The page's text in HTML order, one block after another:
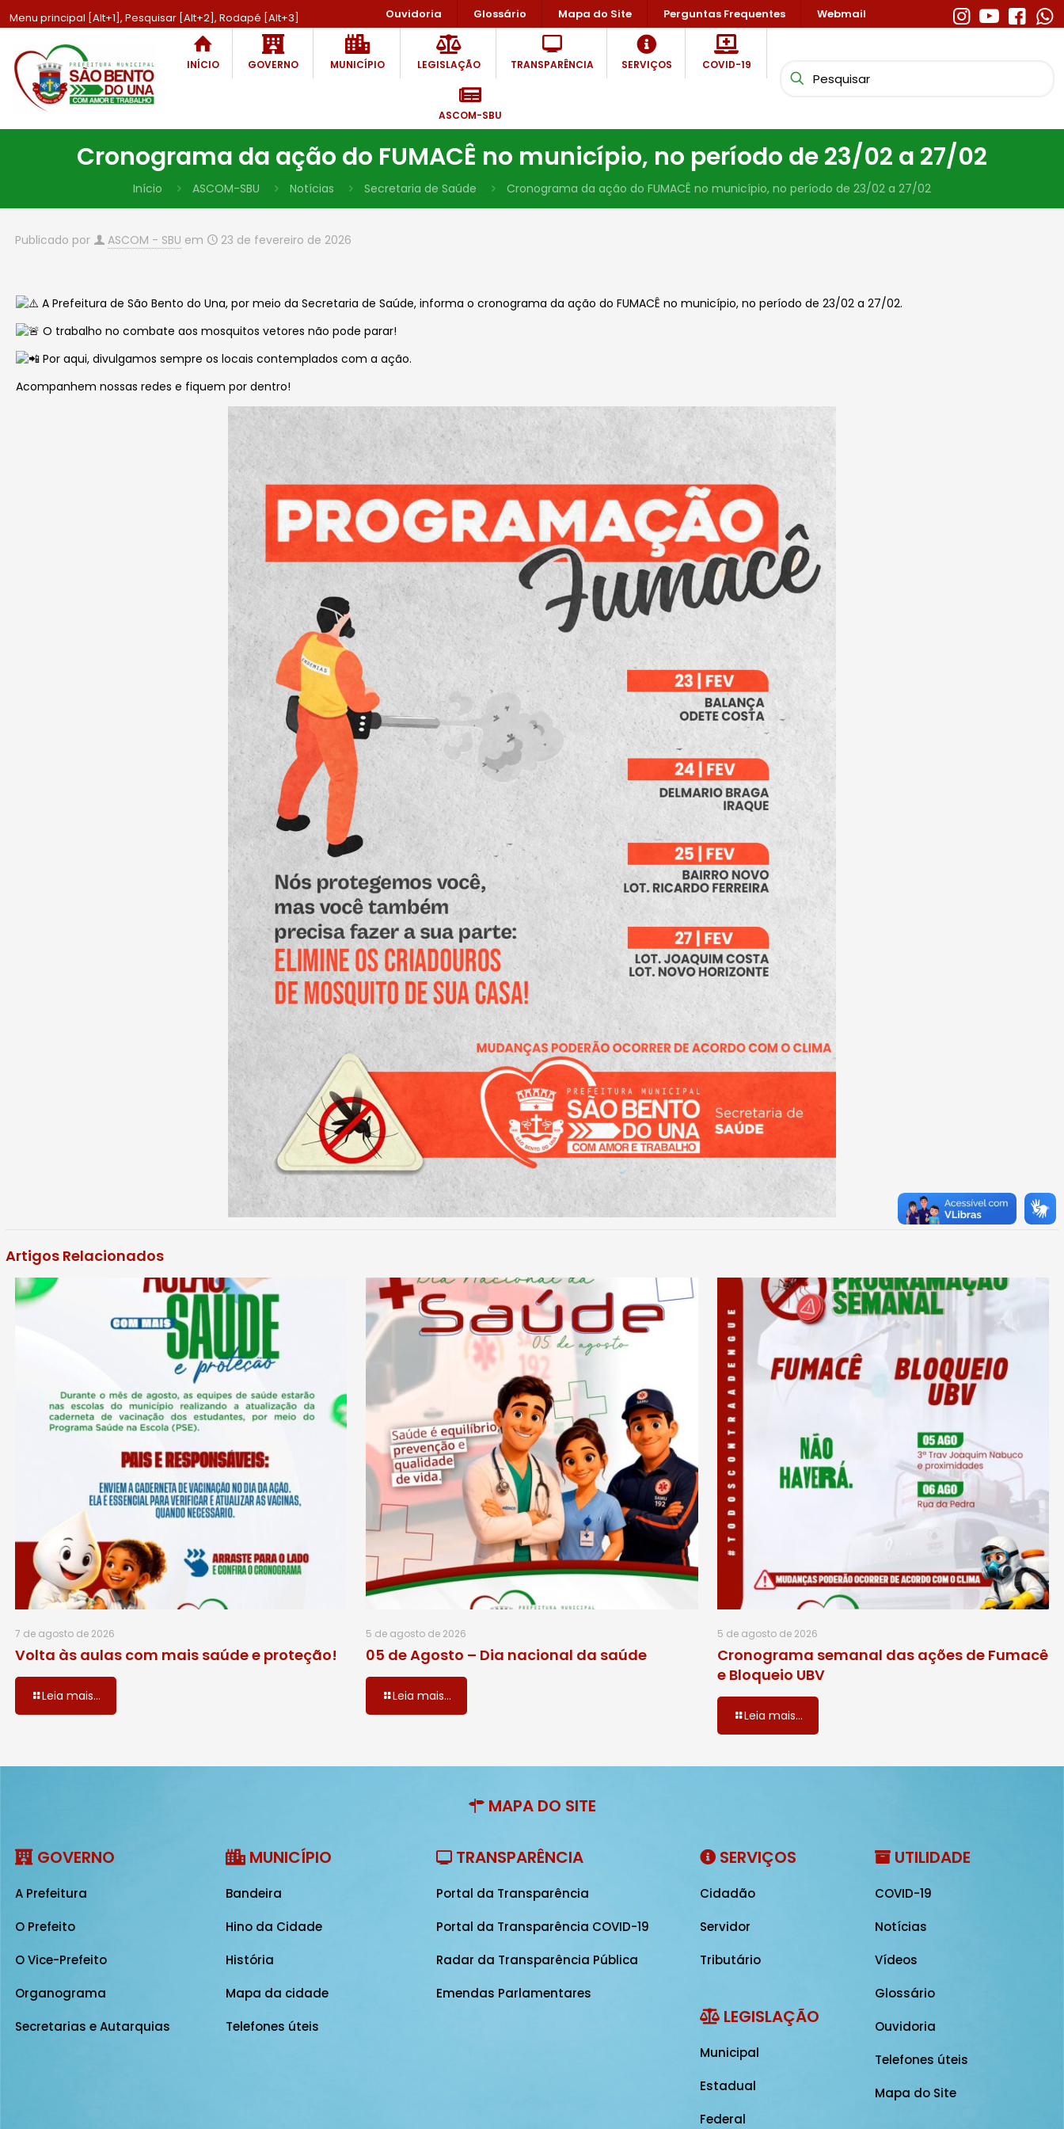
Menu principal [Alt+1], Pesquisar [Alt+2], Rodapé [Alt+3] Ouvidoria Glossário Mapa do Site Perguntas Frequentes Webmail
INÍCIO GOVERNO MUNICÍPIO LEGISLAÇÃO TRANSPARÊNCIA SERVIÇOS COVID-19
ASCOM-SBU
Cronograma da ação do FUMACÊ no município, no período de 23/02 a 27/02
Início ASCOM-SBU Notícias Secretaria de Saúde Cronograma da ação do FUMACÊ no município, no período de 23/02 a 27/02
Publicado por ASCOM - SBU em 23 de fevereiro de 2026
A Prefeitura de São Bento do Una, por meio da Secretaria de Saúde, informa o cronograma da ação do FUMACÊ no município, no período de 23/02 a 27/02.
O trabalho no combate aos mosquitos vetores não pode parar!
Por aqui, divulgamos sempre os locais contemplados com a ação.
Acompanhem nossas redes e fiquem por dentro!
Artigos Relacionados
7 de agosto de 2026
Volta às aulas com mais saúde e proteção!
Leia mais...
5 de agosto de 2026
05 de Agosto – Dia nacional da saúde
Leia mais...
5 de agosto de 2026
Cronograma semanal das ações de Fumacê
e Bloqueio UBV
Leia mais...
MAPA DO SITE
GOVERNO
A Prefeitura
O Prefeito
O Vice-Prefeito
Organograma
Secretarias e Autarquias
MUNICÍPIO
Bandeira
Hino da Cidade
História
Mapa da cidade
Telefones úteis
TRANSPARÊNCIA
Portal da Transparência
Portal da Transparência COVID-19
Radar da Transparência Pública
Emendas Parlamentares
SERVIÇOS
Cidadão
Servidor
Tributário
LEGISLAÇÃO
Municipal
Estadual
Federal
UTILIDADE
COVID-19
Notícias
Vídeos
Glossário
Ouvidoria
Telefones úteis
Mapa do Site